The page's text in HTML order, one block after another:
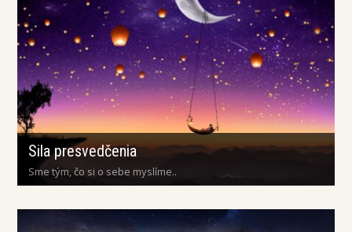
Sila presvedčenia
Sme tým, čo si o sebe myslíme..